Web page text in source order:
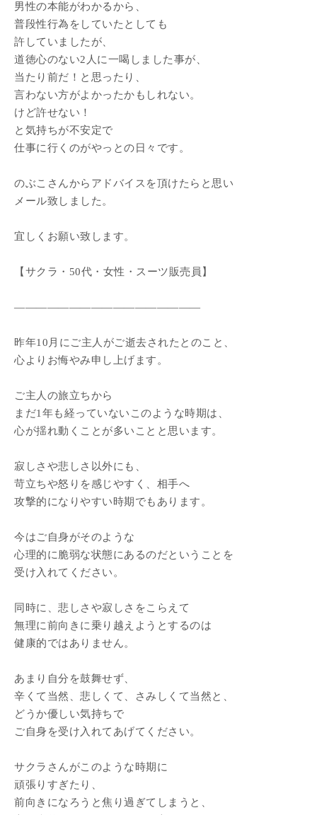
男性の本能がわかるから、
普段性行為をしていたとしても
許していましたが、
道徳心のない2人に一喝しました事が、
当たり前だ！と思ったり、
言わない方がよかったかもしれない。
けど許せない！
と気持ちが不安定で
仕事に行くのがやっとの日々です。
のぶこさんからアドバイスを頂けたらと思い
メール致しました。
宜しくお願い致します。
【サクラ・50代・女性・スーツ販売員】
―――――――――――――――――
昨年10月にご主人がご逝去されたとのこと、
心よりお悔やみ申し上げます。
ご主人の旅立ちから
まだ1年も経っていないこのような時期は、
心が揺れ動くことが多いことと思います。
寂しさや悲しさ以外にも、
苛立ちや怒りを感じやすく、相手へ
攻撃的になりやすい時期でもあります。
今はご自身がそのような
心理的に脆弱な状態にあるのだということを
受け入れてください。
同時に、悲しさや寂しさをこらえて
無理に前向きに乗り越えようとするのは
健康的ではありません。
あまり自分を鼓舞せず、
辛くて当然、悲しくて、さみしくて当然と、
どうか優しい気持ちで
ご自身を受け入れてあげてください。
サクラさんがこのような時期に
頑張りすぎたり、
前向きになろうと焦り過ぎてしまうと、